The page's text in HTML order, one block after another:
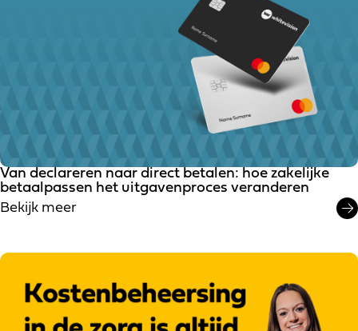
Van declareren naar direct betalen: hoe zakelijke
betaalpassen het uitgavenproces veranderen
Bekijk meer